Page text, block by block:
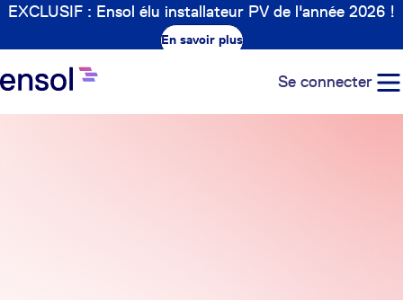
EXCLUSIF : Ensol élu installateur PV de l'année 2026 !
En savoir plus
Se connecter